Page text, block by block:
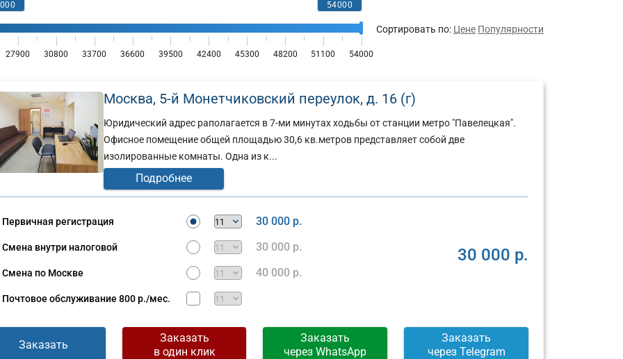
Сортировать по: Цене Популярности
Москва, 5-й Монетчиковский переулок, д. 16 (г)
Юридический адрес раполагается в 7-ми минутах ходьбы от станции метро "Павелецкая".
Офисное помещение общей площадью 30,6 кв.метров представляет собой две
изолированные комнаты. Одна из к...
Подробнее
Первичная регистрация 30 000 р.
Смена внутри налоговой 30 000 р.
Смена по Москве 40 000 р.
Почтовое обслуживание 800 р./мес.
30 000 р.
Заказать
Заказать
в один клик
Заказать
через WhatsApp
Заказать
через Telegram